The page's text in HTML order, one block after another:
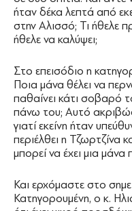
ήταν δέκα λεπτά από
στην Αλισσό; Τι ήθελε
ήθελε να καλύψει;
Στο επεισόδιο η
Ποια μάνα θέλει να
παθαίνει κάτι σοβαρό
πάνω του; Αυτό
γιατί εκείνη ήταν
περιέλθει η Τζωρτζίνα
μπορεί να έχει μια μάνα
Και ερχόμαστε στο
Κατηγορουμένη, ο κ.